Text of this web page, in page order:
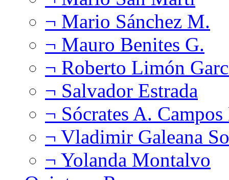
¬ Mario Sánchez M.
¬ Mauro Benites G.
¬ Roberto Limón
¬ Salvador Estrada
¬ Sócrates A.
¬ Vladimir Galeana
¬ Yolanda Montalvo